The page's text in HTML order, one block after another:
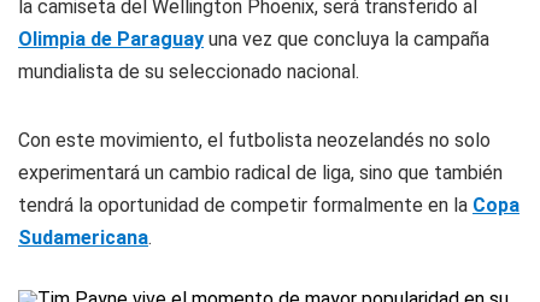
la camiseta del Wellington Phoenix, será transferido al
Olimpia de Paraguay una vez que concluya la campaña
mundialista de su seleccionado nacional.
Con este movimiento, el futbolista neozelandés no solo
experimentará un cambio radical de liga, sino que también
tendrá la oportunidad de competir formalmente en la Copa
Sudamericana.